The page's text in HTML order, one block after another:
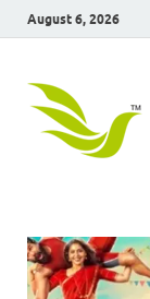
August 6, 2026